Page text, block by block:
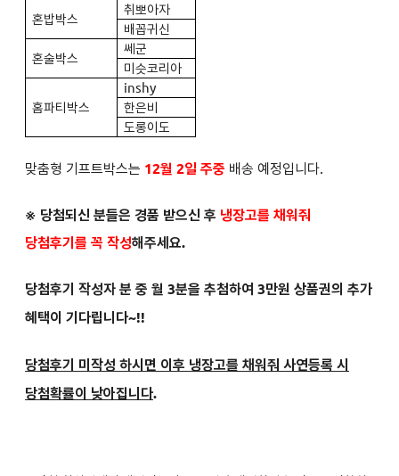
혼밥박스
취뽀아자
배꼽귀신
혼술박스
쎄군
미슷코리아
홈파티박스
inshy
한은비
도롱이도
맞춤형 기프트박스는 12월 2일 주중 배송 예정입니다.
※ 당첨되신 분들은 경품 받으신 후 냉장고를 채워줘
당첨후기를 꼭 작성해주세요.
당첨후기 작성자 분 중 월 3분을 추첨하여 3만원 상품권의 추가
혜택이 기다립니다~!!
당첨후기 미작성 하시면 이후 냉장고를 채워줘 사연등록 시
당첨확률이 낮아집니다.